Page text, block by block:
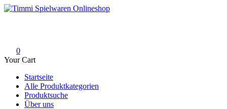
Skip
0
Your Cart
Startseite
Alle Produktkategorien
Produktsuche
Über uns